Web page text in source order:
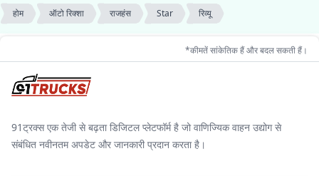
होम ऑटो रिक्शा राजहंस Star रिव्यू
*कीमतें सांकेतिक हैं और बदल सकती हैं।
91ट्रक्स एक तेजी से बढ़ता डिजिटल प्लेटफॉर्म है जो वाणिज्यिक वाहन उद्योग से
संबंधित नवीनतम अपडेट और जानकारी प्रदान करता है।